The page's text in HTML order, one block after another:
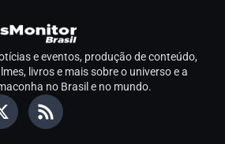
e eventos, produção de conteúdo,
livros e mais sobre o universo e a
no Brasil e no mundo.